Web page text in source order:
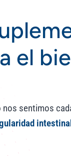
el
sentimos